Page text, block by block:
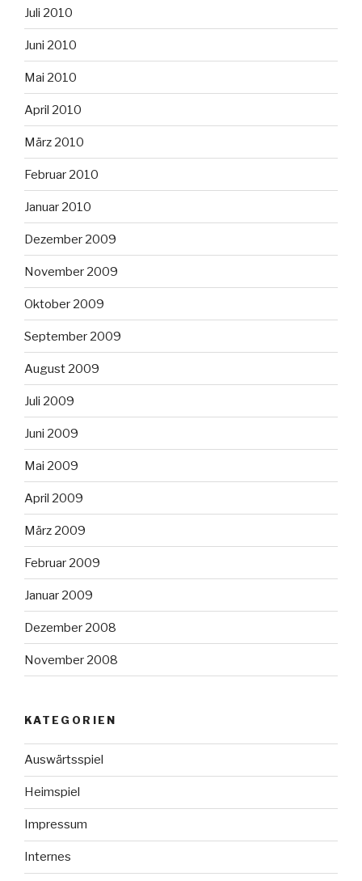
Juli 2010
Juni 2010
Mai 2010
April 2010
März 2010
Februar 2010
Januar 2010
Dezember 2009
November 2009
Oktober 2009
September 2009
August 2009
Juli 2009
Juni 2009
Mai 2009
April 2009
März 2009
Februar 2009
Januar 2009
Dezember 2008
November 2008
KATEGORIEN
Auswärtsspiel
Heimspiel
Impressum
Internes